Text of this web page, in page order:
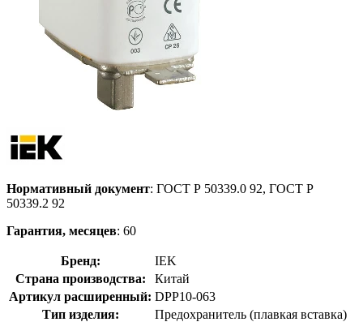
Нормативный документ: ГОСТ Р 50339.0 92, ГОСТ Р
50339.2 92
Гарантия, месяцев: 60
Бренд:
IEK
Страна производства:
Китай
Артикул расширенный: DPP10-063
Тип изделия:
Предохранитель (плавкая вставка)